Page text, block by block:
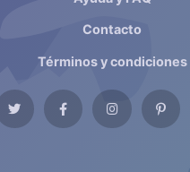
Contacto
Términos y condiciones